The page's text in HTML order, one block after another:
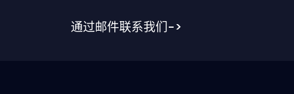
通过邮件联系我们->